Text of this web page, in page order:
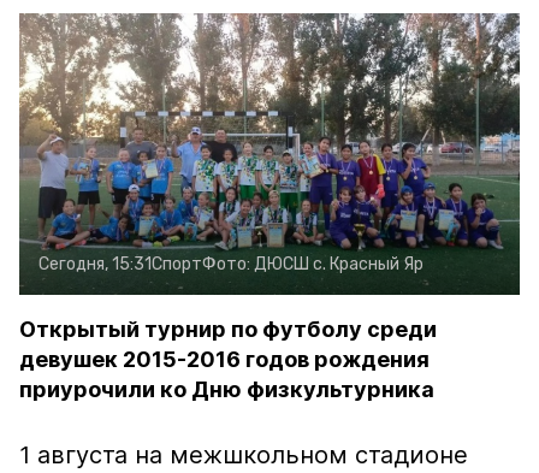
Сегодня, 15:31СпортФото: ДЮСШ с. Красный Яр
Открытый турнир по футболу среди
девушек 2015-2016 годов рождения
приурочили ко Дню физкультурника
1 августа на межшкольном стадионе